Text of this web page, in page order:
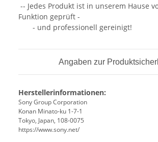
-- Jedes Produkt ist in unserem Hause
Funktion geprüft -
- und professionell gereinigt!
Angaben zur
Herstellerinformationen:
Sony Group Corporation
Konan Minato-ku 1-7-1
Tokyo, Japan, 108-0075
https://www.sony.net/